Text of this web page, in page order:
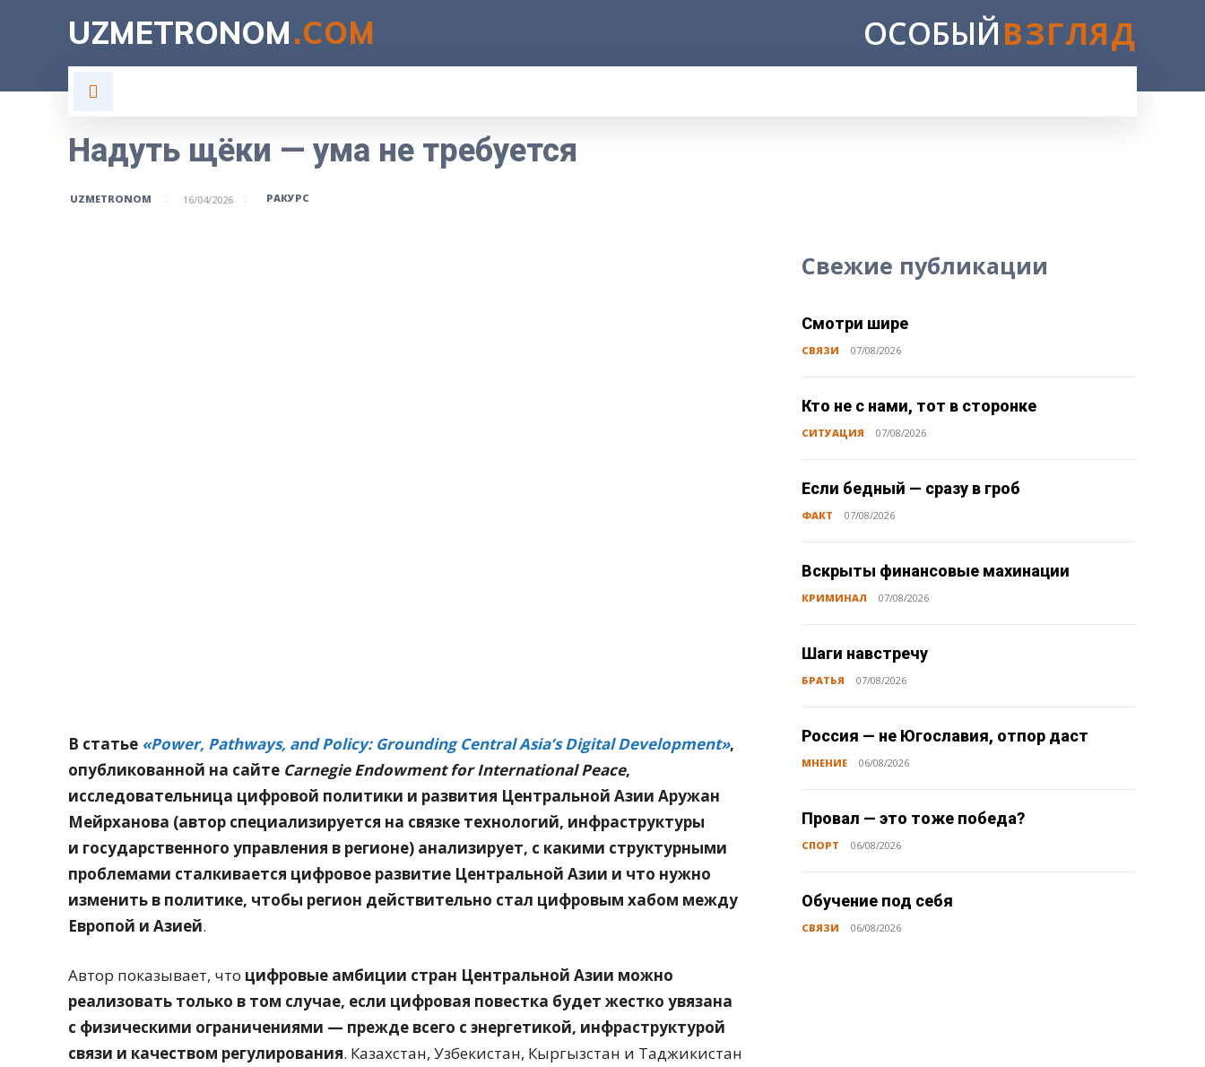
UZMETRONOM.COM ОСОБЫЙВЗГЛЯД
Надуть щёки — ума не требуется
UZMETRONOM 16/04/2026 РАКУРС
В статье «Power, Pathways, and Policy: Grounding Central Asia’s Digital Development»,
опубликованной на сайте Carnegie Endowment for International Peace,
исследовательница цифровой политики и развития Центральной Азии Аружан
Мейрханова (автор специализируется на связке технологий, инфраструктуры
и государственного управления в регионе) анализирует, с какими структурными
проблемами сталкивается цифровое развитие Центральной Азии и что нужно
изменить в политике, чтобы регион действительно стал цифровым хабом между
Европой и Азией.
Автор показывает, что цифровые амбиции стран Центральной Азии можно
реализовать только в том случае, если цифровая повестка будет жестко увязана
с физическими ограничениями — прежде всего с энергетикой, инфраструктурой
связи и качеством регулирования. Казахстан, Узбекистан, Кыргызстан и Таджикистан
Свежие публикации
Смотри шире
СВЯЗИ 07/08/2026
Кто не с нами, тот в сторонке
СИТУАЦИЯ 07/08/2026
Если бедный — сразу в гроб
ФАКТ 07/08/2026
Вскрыты финансовые махинации
КРИМИНАЛ 07/08/2026
Шаги навстречу
БРАТЬЯ 07/08/2026
Россия — не Югославия, отпор даст
МНЕНИЕ 06/08/2026
Провал — это тоже победа?
СПОРТ 06/08/2026
Обучение под себя
СВЯЗИ 06/08/2026